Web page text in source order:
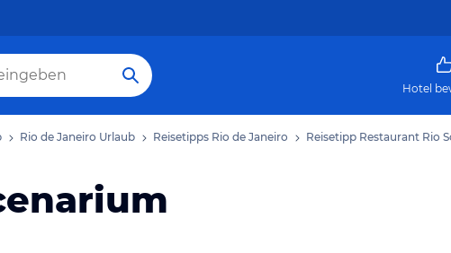
Hotel
Rio de Janeiro Urlaub Reisetipps Rio de Janeiro Reisetipp Restaurant Rio